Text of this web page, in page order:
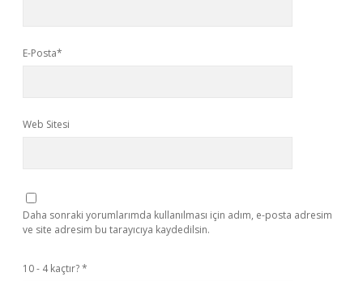
E-Posta*
Web Sitesi
Daha sonraki yorumlarımda kullanılması için adım, e-posta adresim
ve site adresim bu tarayıcıya kaydedilsin.
10 - 4 kaçtır?*